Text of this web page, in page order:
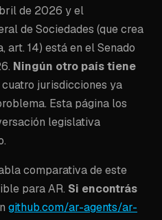
de 2026 y el
de Sociedades (que crea
, art. 14) está en el Senado
Ningún otro país tiene
cuatro jurisdicciones ya
Esta página los
legislativa
comparativa de este
para AR. Si encontrás
github.com/ar-agents/ar-